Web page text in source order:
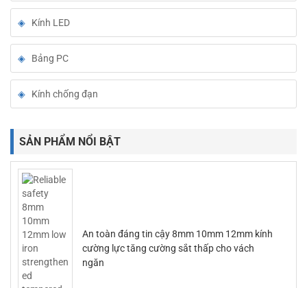
Kính LED
Bảng PC
Kính chống đạn
SẢN PHẨM NỔI BẬT
An toàn đáng tin cậy 8mm 10mm 12mm kính
cường lực tăng cường sắt thấp cho vách
ngăn